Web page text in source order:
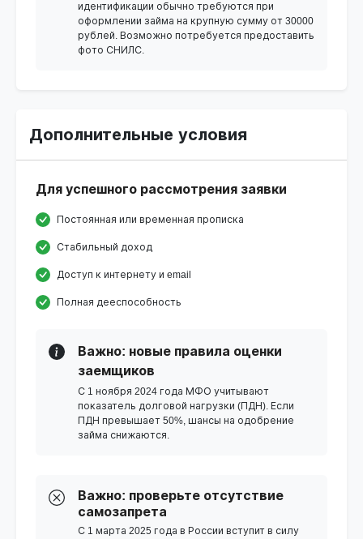
идентификации обычно требуются при
оформлении займа на крупную сумму от 30000
рублей. Возможно потребуется предоставить
фото СНИЛС.
Дополнительные условия
Для успешного рассмотрения заявки
Постоянная или временная прописка
Стабильный доход
Доступ к интернету и email
Полная дееспособность
Важно: новые правила оценки
заемщиков
С 1 ноября 2024 года МФО учитывают
показатель долговой нагрузки (ПДН). Если
ПДН превышает 50%, шансы на одобрение
займа снижаются.
Важно: проверьте отсутствие
самозапрета
С 1 марта 2025 года в России вступит в силу